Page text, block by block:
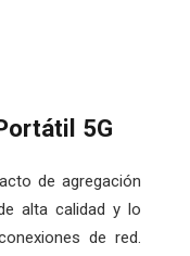
5G
de agregación
alta calidad y lo
de red.